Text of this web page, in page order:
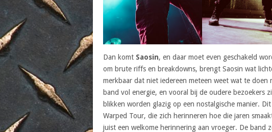
Dan komt Saosin, en daar moet even geschakeld
om brute riffs en breakdowns, brengt Saosin wat
merkbaar dat niet iedereen meteen weet wat te
band vol energie, en vooral bij de oudere bezoekers
blikken worden glazig op een nostalgische manier.
Warped Tour, die zich herinneren hoe die jaren
juist een welkome herinnering aan vroeger. De band